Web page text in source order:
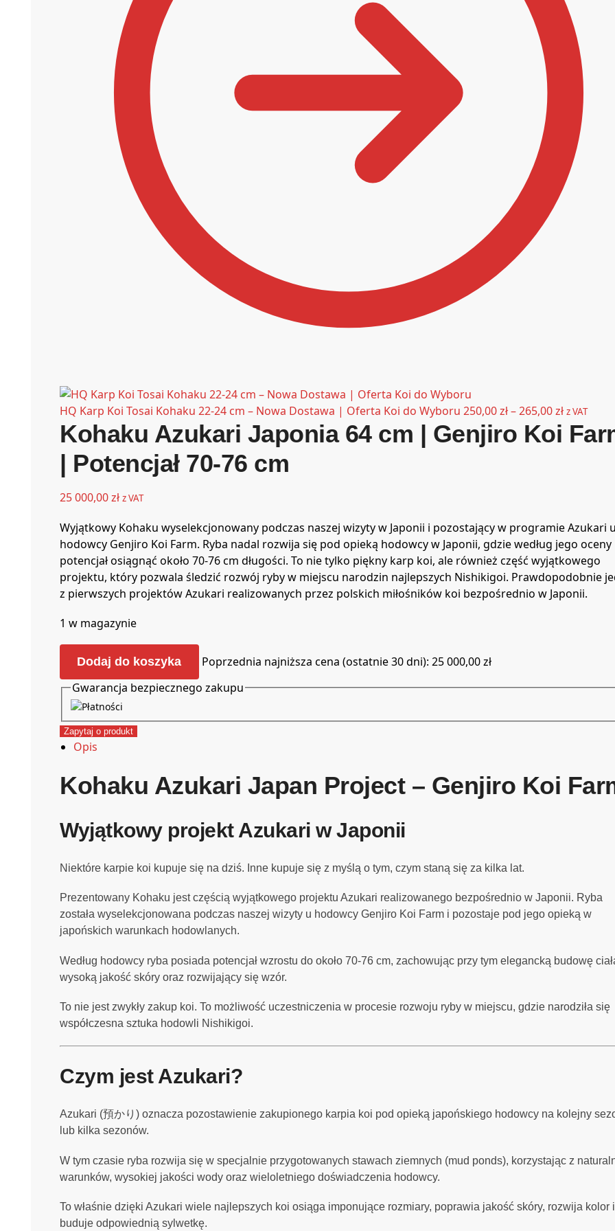
HQ Karp Koi Tosai Kohaku 22-24 cm – Nowa Dostawa | Oferta Koi do Wyboru 250,00zł–265,00zł z VAT
Kohaku Azukari Japonia 64 cm | Genjiro Koi
| Potencjał 70-76 cm
25 000,00zł z VAT
Wyjątkowy Kohaku wyselekcjonowany podczas naszej wizyty w Japonii i pozostający w programie Azukari
hodowcy Genjiro Koi Farm. Ryba nadal rozwija się pod opieką hodowcy w Japonii, gdzie według jego oceny
potencjał osiągnąć około 70-76 cm długości. To nie tylko piękny karp koi, ale również część wyjątkowego
projektu, który pozwala śledzić rozwój ryby w miejscu narodzin najlepszych Nishikigoi. Prawdopodobnie
z pierwszych projektów Azukari realizowanych przez polskich miłośników koi bezpośrednio w Japonii.
1 w magazynie
Dodaj do koszyka Poprzednia najniższa cena (ostatnie 30 dni): 25 000,00zł
Gwarancja bezpiecznego zakupu
Zapytaj o produkt
Opis
Kohaku Azukari Japan Project – Genjiro Koi
Wyjątkowy projekt Azukari w Japonii
Niektóre karpie koi kupuje się na dziś. Inne kupuje się z myślą o tym, czym staną się za kilka lat.
Prezentowany Kohaku jest częścią wyjątkowego projektu Azukari realizowanego bezpośrednio w Japonii. Ryba
została wyselekcjonowana podczas naszej wizyty u hodowcy Genjiro Koi Farm i pozostaje pod jego opieką w
japońskich warunkach hodowlanych.
Według hodowcy ryba posiada potencjał wzrostu do około 70-76 cm, zachowując przy tym elegancką budowę
wysoką jakość skóry oraz rozwijający się wzór.
To nie jest zwykły zakup koi. To możliwość uczestniczenia w procesie rozwoju ryby w miejscu, gdzie narodziła się
współczesna sztuka hodowli Nishikigoi.
Czym jest Azukari?
Azukari (預かり) oznacza pozostawienie zakupionego karpia koi pod opieką japońskiego hodowcy na kolejny
lub kilka sezonów.
W tym czasie ryba rozwija się w specjalnie przygotowanych stawach ziemnych (mud ponds), korzystając z
warunków, wysokiej jakości wody oraz wieloletniego doświadczenia hodowcy.
To właśnie dzięki Azukari wiele najlepszych koi osiąga imponujące rozmiary, poprawia jakość skóry, rozwija kolor i
buduje odpowiednią sylwetkę.